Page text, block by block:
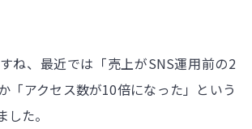
ね、最近では「売上がSNS運用前の2
「アクセス数が10倍になった」という
た。